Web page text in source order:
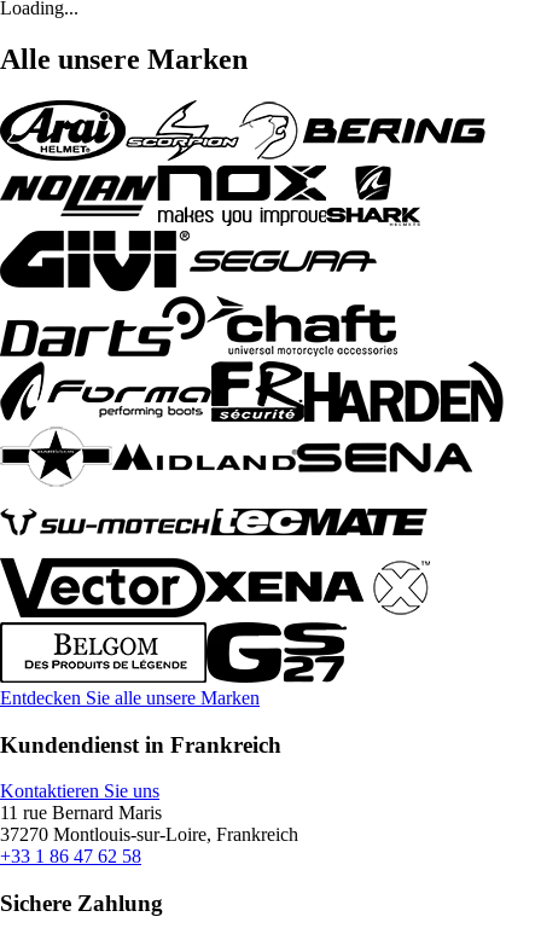
Loading...
Alle unsere Marken
Entdecken Sie alle unsere Marken
Kundendienst in Frankreich
Kontaktieren Sie uns
11 rue Bernard Maris
37270 Montlouis-sur-Loire, Frankreich
+33 1 86 47 62 58
Sichere Zahlung